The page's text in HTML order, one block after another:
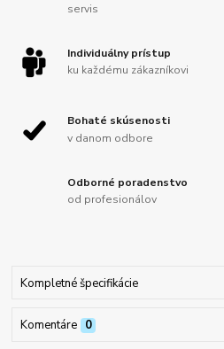
servis
Individuálny prístup
ku každému zákazníkovi
Bohaté skúsenosti
v danom odbore
Odborné poradenstvo
od profesionálov
Kompletné špecifikácie
Komentáre 0